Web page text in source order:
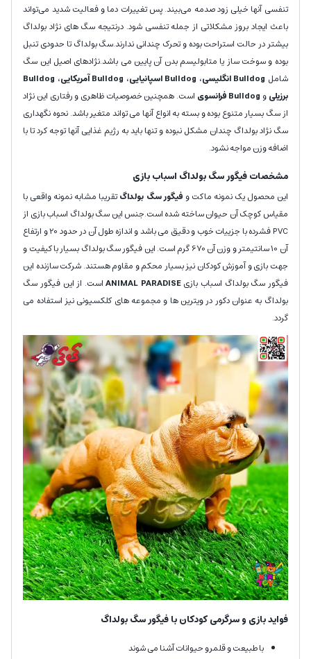
تنفسی آنها خیلی زود صدمه می‌بیند. پس تغییرات دما و فعالیت شدید می‌تواند
باعث ایجاد بروز مشکلاتی از جمله تنفسی شود. درنتیجه سگ های نژاد بولداگ
بیشتر در حالت استراحت بوده و تحرک چندانی ندارند.سگ بولداگ تا حدودی تنبل
بوده و سوخت ساز یا متابولیسم بدن آن پایین می باشد.نژادهای اصیل این سگ
شامل Bulldog انگلیسی ، Bulldog اسپانیایی ، Bulldog آمریکایی ، Bulldog
برزیلیو
است. همچنین خصوصیات ظاهری و رفتاری این نژاد
از سگ بسیار متنوع بوده و بسته به انواع آنها می تواند متغیر باشد. نحوه نگهداری
سگ نژاد بولداگ چندان مشکل نبوده و تنها باید به رژیم غذایی آنها توجه کرد تا با
اضافه وزن مواجه نشود.
مشخصات فیگور سگ بولداگ اسباب بازی
این محصول یک نمونه ماکت و فیگور سگ بولداگتقریبا مشابه نمونه واقعی با
مقیاس کوچک آن حیوان ساخته شده است.جنس این سگ بولداگ اسباب بازی از
PVC فشرده با جزییات خوب و دقیق می باشد و اندازه طول آن در حدود 20 و ارتفاع
آن 10 سانتیمتر و وزن آن 670
گرم است. این فیگور سگ بولداگ بسیار با کیفیت و
جهت بازی و آموزش کودکان نیز بسیار محکم و مقاوم هستند. شرکت سازنده این
فیگور سگ بولداگ اسباب بازیANIMAL PARADISEاست. از این فیگور سگ
بولداگ به عنوان دکور در ویترین ها و مجموعه های کلکسیونی نیز استفاده می
گردد.
فواید بازی و سرگرمی کودکان با فیگور سگ بولداگ
با طبیعت و قلمرو حیوانات آشنا می شوند